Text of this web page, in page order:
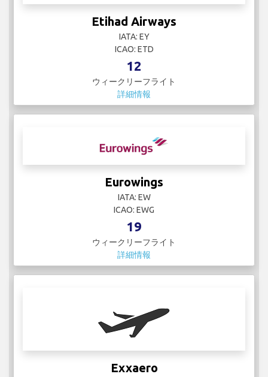
Etihad Airways
IATA: EY
ICAO: ETD
12
ウィークリーフライト
詳細情報
Eurowings
IATA: EW
ICAO: EWG
19
ウィークリーフライト
詳細情報
Exxaero